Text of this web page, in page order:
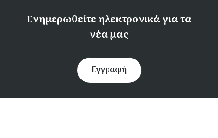
Ενημερωθείτε ηλεκτρονικά για τα
νέα μας
Εγγραφή